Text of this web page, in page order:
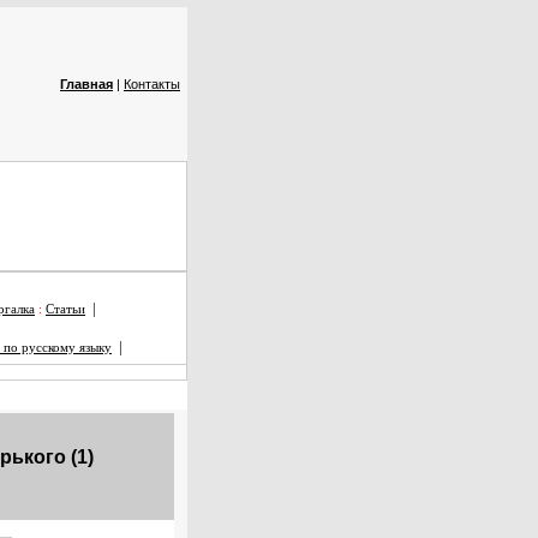
Главная | Контакты
: Статьи |
русскому языку |
(1)